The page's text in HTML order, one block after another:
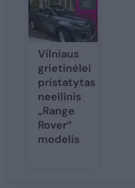
Vilniaus
grietinėlei
pristatytas
neeilinis
„Range
Rover“
modelis